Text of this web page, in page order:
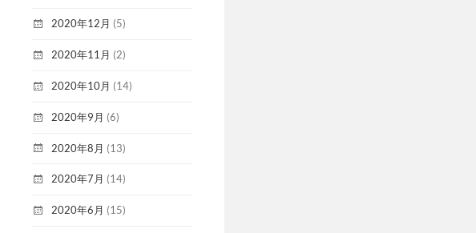
2020年12月 (5)
2020年11月 (2)
2020年10月 (14)
2020年9月 (6)
2020年8月 (13)
2020年7月 (14)
2020年6月 (15)